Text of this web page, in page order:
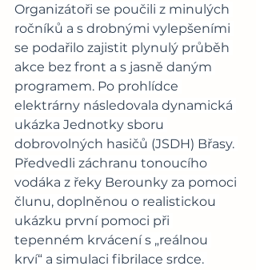
Organizátoři se poučili z minulých
ročníků a s drobnými vylepšeními
se podařilo zajistit plynulý průběh
akce bez front a s jasně daným
programem. Po prohlídce
elektrárny následovala dynamická
ukázka Jednotky sboru
dobrovolných hasičů (JSDH) Břasy.
Předvedli záchranu tonoucího
vodáka z řeky Berounky za pomoci
člunu, doplněnou o realistickou
ukázku první pomoci při
tepenném krvácení s „reálnou
krví“ a simulaci fibrilace srdce.